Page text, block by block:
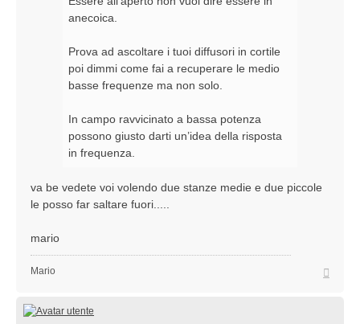
anecoica.
Prova ad ascoltare i tuoi diffusori in cortile
poi dimmi come fai a recuperare le medio
basse frequenze ma non solo.
In campo ravvicinato a bassa potenza
possono giusto darti un’idea della risposta
in frequenza.
va be vedete voi volendo due stanze medie e due piccole
le posso far saltare fuori.....
mario
Mario